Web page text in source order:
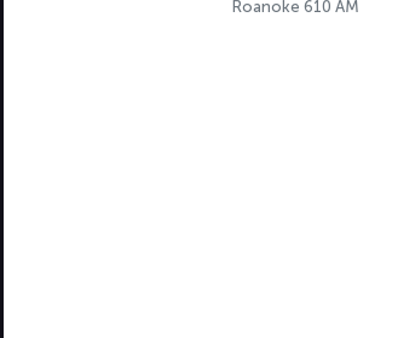
Roanoke 610 AM